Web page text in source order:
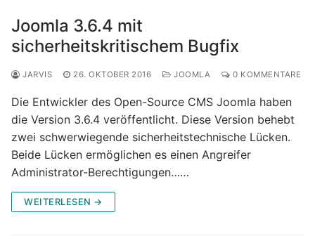
Joomla 3.6.4 mit
sicherheitskritischem Bugfix
JARVIS 26. OKTOBER 2016 JOOMLA 0 KOMMENTARE
Die Entwickler des Open-Source CMS Joomla haben
die Version 3.6.4 veröffentlicht. Diese Version behebt
zwei schwerwiegende sicherheitstechnische Lücken.
Beide Lücken ermöglichen es einen Angreifer
Administrator-Berechtigungen……
WEITERLESEN →